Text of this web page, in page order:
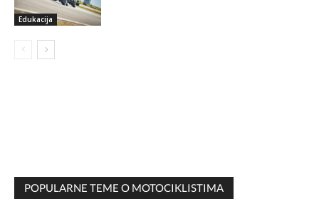
Edukacija
POPULARNE TEME O MOTOCIKLISTIMA